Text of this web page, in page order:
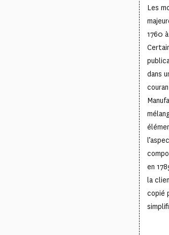
Les
1760
dans
en
la
copié